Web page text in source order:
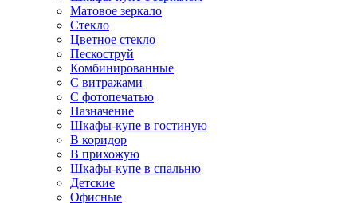
Матовое зеркало
Стекло
Цветное стекло
Пескоструй
Комбинированные
С витражами
С фотопечатью
Назначение
Шкафы-купе в гостиную
В коридор
В прихожую
Шкафы-купе в спальню
Детские
Офисные